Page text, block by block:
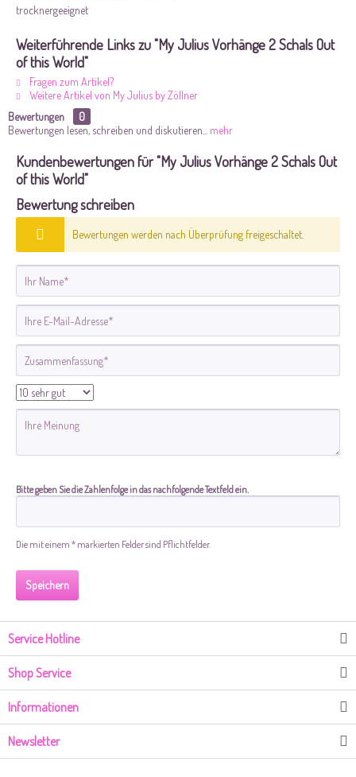
trocknergeeignet
Weiterführende Links zu "My Julius Vorhänge 2 Schals Out
of this World"
Fragen zum Artikel?
Weitere Artikel von My Julius by Zöllner
Bewertungen
0
Bewertungen lesen, schreiben und diskutieren...
mehr
Kundenbewertungen für "My Julius Vorhänge 2 Schals Out
of this World"
Bewertung schreiben
Bewertungen werden nach Überprüfung freigeschaltet.
Bitte geben Sie die Zahlenfolge in das nachfolgende Textfeld ein.
Die mit einem * markierten Felder sind Pflichtfelder.
Speichern
Service Hotline
Shop Service
Informationen
Newsletter